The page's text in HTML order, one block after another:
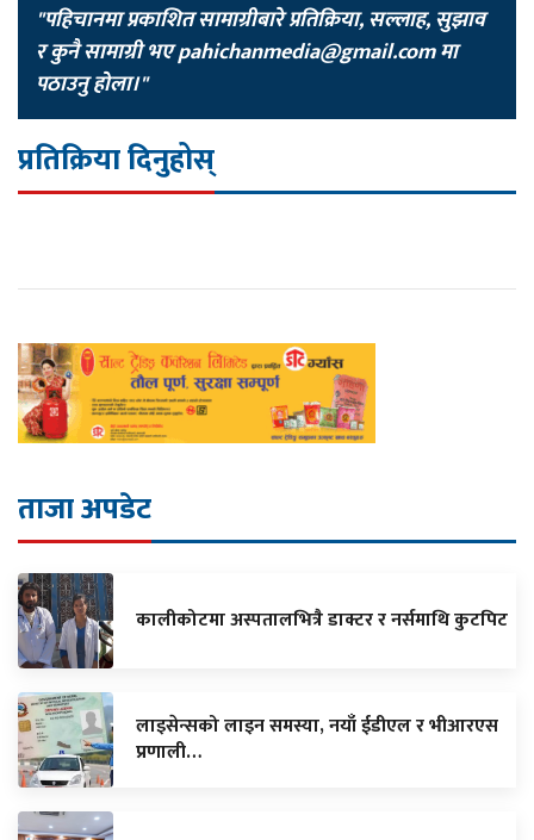
"पहिचानमा प्रकाशित सामाग्रीबारे प्रतिक्रिया, सल्लाह, सुझाव
र कुनै सामाग्री भएpahichanmedia@gmail.comमा
पठाउनु होला।"
प्रतिक्रिया दिनुहोस्
ताजा अपडेट
कालीकोटमा अस्पतालभित्रै डाक्टर र नर्समाथि कुटपिट
लाइसेन्सको लाइन समस्या, नयाँ ईडीएल र भीआरएस
प्रणाली…